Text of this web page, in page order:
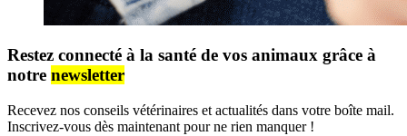
Restez connecté à la santé de vos animaux grâce à
notre newsletter
Recevez nos conseils vétérinaires et actualités dans votre boîte mail.
Inscrivez-vous dès maintenant pour ne rien manquer !